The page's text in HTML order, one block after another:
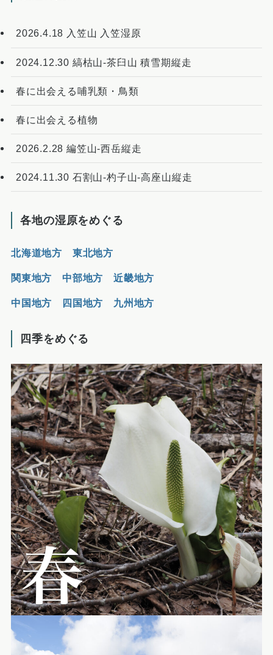
2026.4.18 入笠山 入笠湿原
2024.12.30 縞枯山-茶臼山 積雪期縦走
春に出会える哺乳類・鳥類
春に出会える植物
2026.2.28 編笠山-西岳縦走
2024.11.30 石割山-杓子山-高座山縦走
各地の湿原をめぐる
北海道地方 東北地方
関東地方 中部地方 近畿地方
中国地方 四国地方 九州地方
四季をめぐる